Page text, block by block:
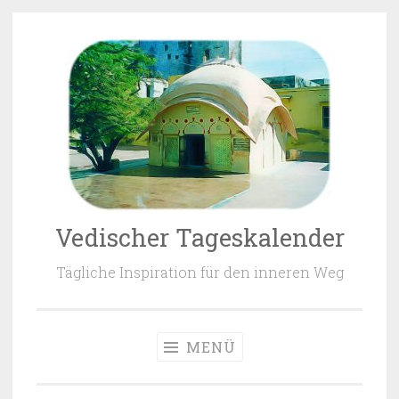
Zum Inhalt springen
Vedischer Tageskalender
Tägliche Inspiration für den inneren Weg
MENÜ